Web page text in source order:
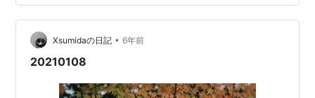
いたくなってしまう。前もやったなこのくだり。 ライト
ボックスを通して見たときの美しさは、言葉では語りつ
くせないです。 ポジはフイルムを直接鑑賞できるので、
小さい135フイルムだと不満がありますねえ。 じつは
Xsumidaの日記 • 6年前
20210108